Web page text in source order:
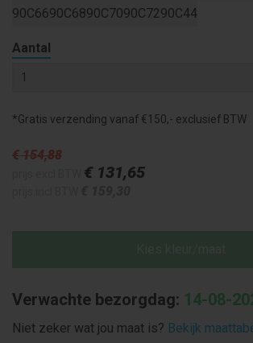
90C6690C6890C7090C7290C44
Aantal
*Gratis verzending vanaf €150,- exclusief BTW
€ 154,88
€ 131,65
Verwachte bezorgdag: 14-08-
Niet zeker wat jou maat is? Bekijk